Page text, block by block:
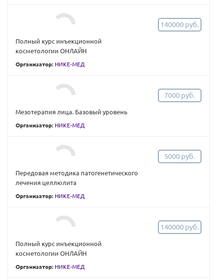
Полный курс инъекционной
косметологии ОНЛАЙН
Организатор: НИКЕ-МЕД
140000 руб.
Мезотерапия лица. Базовый уровень
Организатор: НИКЕ-МЕД
7000 руб.
Передовая методика патогенетического
лечения целлюлита
Организатор: НИКЕ-МЕД
5000 руб.
Полный курс инъекционной
косметологии ОНЛАЙН
Организатор: НИКЕ-МЕД
140000 руб.